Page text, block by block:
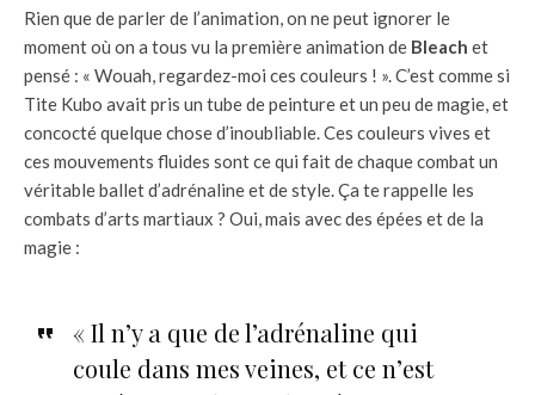
Rien que de parler de l’animation, on ne peut ignorer le
moment où on a tous vu la première animation de Bleach et
pensé : « Wouah, regardez-moi ces couleurs ! ». C’est comme si
Tite Kubo avait pris un tube de peinture et un peu de magie, et
concocté quelque chose d’inoubliable. Ces couleurs vives et
ces mouvements fluides sont ce qui fait de chaque combat un
véritable ballet d’adrénaline et de style. Ça te rappelle les
combats d’arts martiaux ? Oui, mais avec des épées et de la
magie :
« Il n’y a que de l’adrénaline qui
coule dans mes veines, et ce n’est